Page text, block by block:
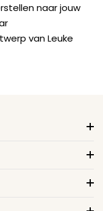
naar jouw
van Leuke